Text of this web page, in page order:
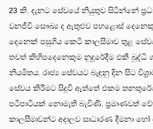
23 කි. දැනට සේවයේ නියුතුව සිටින්නේ
වනජීවී සෞඛ්‍ය ද ඇතුළුව පහළොස්
දෙනෙක් පසුගිය කෙටි කාලසීමාව තුළ
තවත් කිහිපදෙනෙකුම නුදුරේදීම එකී බුද්ධි
නියමිතය. රාජ්‍ය සේවයට බැඳුනු දින සිට
සේවය කිරීමට සිදුවී ඇත්තේ එකම
පටිපාටියක් නොමැති බැවිණි. ප්‍රමාණවත්
කාලසීමාවන්ට අදාලව සාධාරණ දීමනා